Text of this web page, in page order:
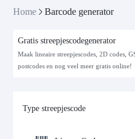
Home Barcode generator
Gratis streepjescodegenerator
Maak lineaire streepjescodes, 2D codes,
postcodes en nog veel meer gratis online!
Type streepjescode